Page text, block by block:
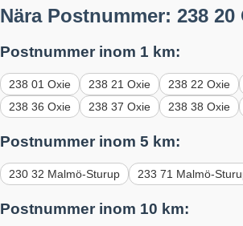
Nära Postnummer: 238 20
Postnummer inom 1 km:
238 01 Oxie 238 21 Oxie 238 22 Oxie
238 36 Oxie
238 37 Oxie 238 38 Oxie
Postnummer inom 5 km:
230 32 Malmö-Sturup 233 71 Malmö-
Postnummer inom 10 km: